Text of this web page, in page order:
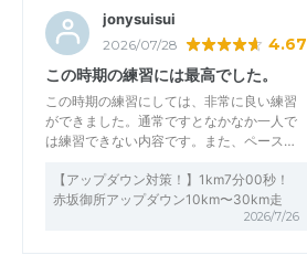
jonysuisui
2026/07/28 4.67
この時期の練習には最高でした。
この時期の練習にしては、非常に良い練習
ができました。通常ですとなかなか一人で
は練習できない内容です。また、ペース…
【アップダウン対策！】1km7分00秒！
赤坂御所アップダウン10km〜30km走
2026/7/26